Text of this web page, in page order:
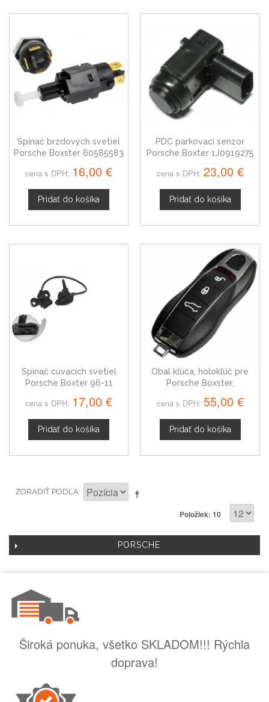
Spínač brzdových svetiel
Porsche Boxster 60585583
cena s DPH: 16,00 €
Pridať do košíka
PDC parkovací senzor
Porsche Boxter 1J0919275
cena s DPH: 23,00 €
Pridať do košíka
Spínač cúvacích svetiel
Porsche Boxter 96-11
cena s DPH: 17,00 €
Pridať do košíka
Obal kľúča, holokľúč pre
Porsche Boxster,
cena s DPH: 55,00 €
Pridať do košíka
ZORADIŤ PODĽA
Položiek: 10
PORSCHE
Široká ponuka, všetko SKLADOM!!! Rýchla
doprava!